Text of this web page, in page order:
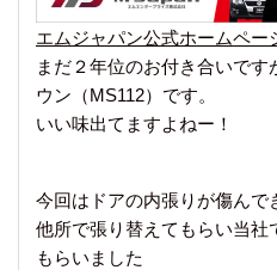
エムジャパン公式ホームペー
まだ２年位のお付き合いで
ウン（MS112）です。
いい味出てますよねー！
今回はドアの内張りが傷んで
他所で張り替えてもらい当社
もらいました